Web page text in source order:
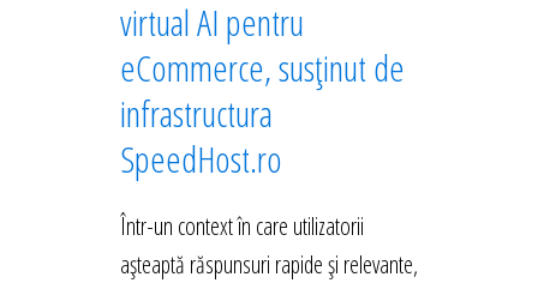
virtual AI pentru
eCommerce, susținut de
infrastructura
SpeedHost.ro
Într-un context în care utilizatorii
așteaptă răspunsuri rapide și relevante,